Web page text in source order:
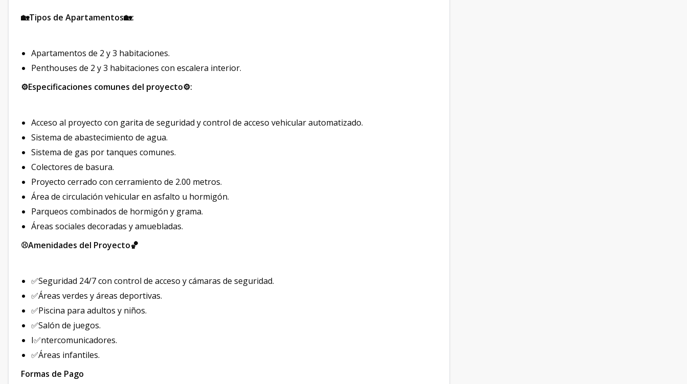
🏡Tipos de Apartamentos🏡:
Apartamentos de 2 y 3 habitaciones.
Penthouses de 2 y 3 habitaciones con escalera interior.
⚙️Especificaciones comunes del proyecto⚙️:
Acceso al proyecto con garita de seguridad y control de acceso vehicular automatizado.
Sistema de abastecimiento de agua.
Sistema de gas por tanques comunes.
Colectores de basura.
Proyecto cerrado con cerramiento de 2.00 metros.
Área de circulación vehicular en asfalto u hormigón.
Parqueos combinados de hormigón y grama.
Áreas sociales decoradas y amuebladas.
⚾️Amenidades del Proyecto🏀
✅Seguridad 24/7 con control de acceso y cámaras de seguridad.
✅Áreas verdes y áreas deportivas.
✅Piscina para adultos y niños.
✅Salón de juegos.
I✅ntercomunicadores.
✅Áreas infantiles.
Formas de Pago